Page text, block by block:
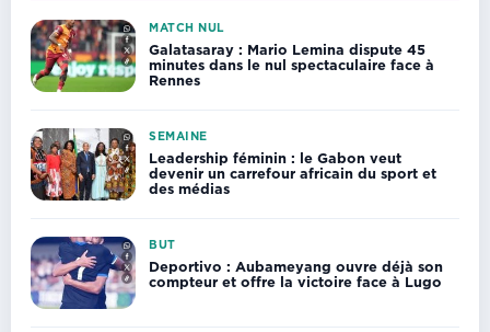
MATCH NUL
Galatasaray : Mario Lemina dispute 45
minutes dans le nul spectaculaire face à
Rennes
SEMAINE
Leadership féminin : le Gabon veut
devenir un carrefour africain du sport et
des médias
BUT
Deportivo : Aubameyang ouvre déjà son
compteur et offre la victoire face à Lugo